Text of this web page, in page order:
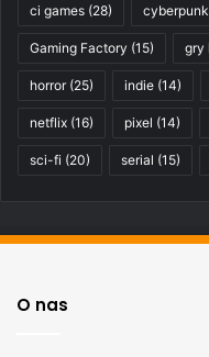
ci games (28) cyberpunk
Gaming Factory (15) gry
horror(25) indie (14)
netflix (16) pixel (14)
sci-fi (20) serial (15)
O nas